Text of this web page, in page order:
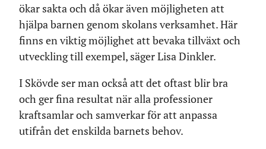
ökar sakta och då ökar även möjligheten att
hjälpa barnen genom skolans verksamhet. Här
finns en viktig möjlighet att bevaka tillväxt och
utveckling till exempel, säger Lisa Dinkler.
I Skövde ser man också att det oftast blir bra
och ger fina resultat när alla professioner
kraftsamlar och samverkar för att anpassa
utifrån det enskilda barnets behov.